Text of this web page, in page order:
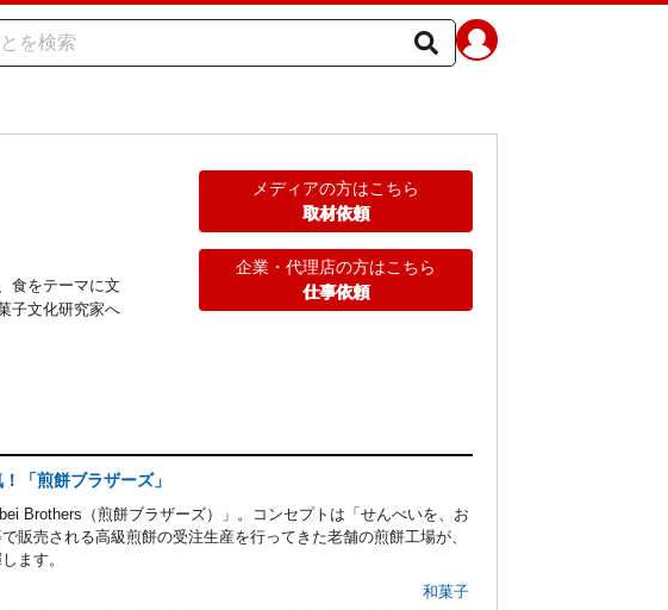
食をテーマに文
子文化研究家へ
メディアの方はこちら
取材依頼
企業・代理店の方はこちら
仕事依頼
「煎餅ブラザーズ」
Brothers（煎餅ブラザーズ）」。コンセプトは「せんべいを、お
販売される高級煎餅の受注生産を行ってきた老舗の煎餅工場が、
ます。
和菓子